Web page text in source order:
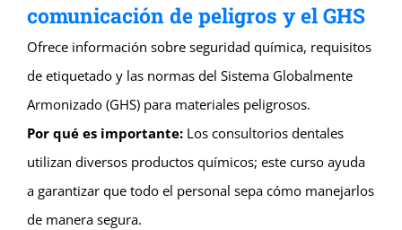
comunicación de peligros y el GHS
Ofrece información sobre seguridad química, requisitos
de etiquetado y las normas del Sistema Globalmente
Armonizado (GHS) para materiales peligrosos.
Por qué es importante:Los consultorios dentales
utilizan diversos productos químicos; este curso ayuda
a garantizar que todo el personal sepa cómo manejarlos
de manera segura.